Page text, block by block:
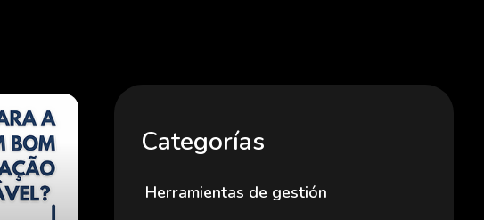
Categorías
Herramientas de gestión